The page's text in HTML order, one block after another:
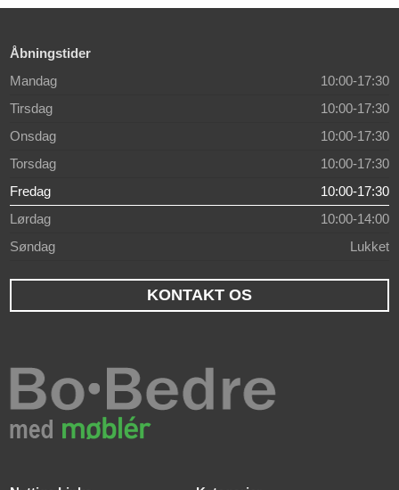
Åbningstider
Mandag
10:00-17:30
Tirsdag
10:00-17:30
Onsdag
10:00-17:30
Torsdag
10:00-17:30
Fredag
10:00-17:30
Lørdag
10:00-14:00
Søndag
Lukket
KONTAKT OS